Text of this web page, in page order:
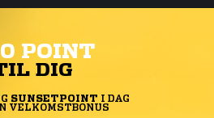
POINT
DIG
SUNSETPOINT I DAG
VELKOMSTBONUS